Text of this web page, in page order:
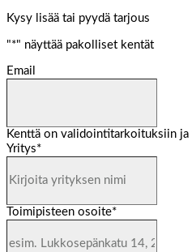
Kysy lisää tai pyydä tarjous
"*" näyttää pakolliset kentät
Email
Kenttä on validointitarkoituksiin
Yritys*
Toimipisteen osoite*